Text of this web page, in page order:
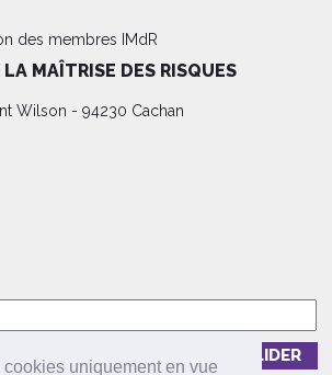
uniquement en vue
des membres IMdR
MAÎTRISE DES RISQUES
Wilson - 94230 Cachan